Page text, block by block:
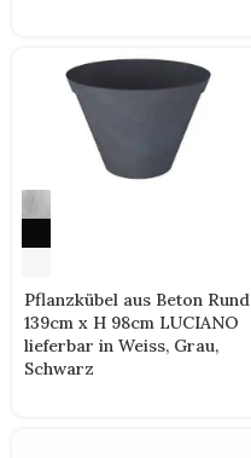
Pflanzkübel aus Beton Rund
139cm x H 98cm LUCIANO
lieferbar in Weiss, Grau,
Schwarz